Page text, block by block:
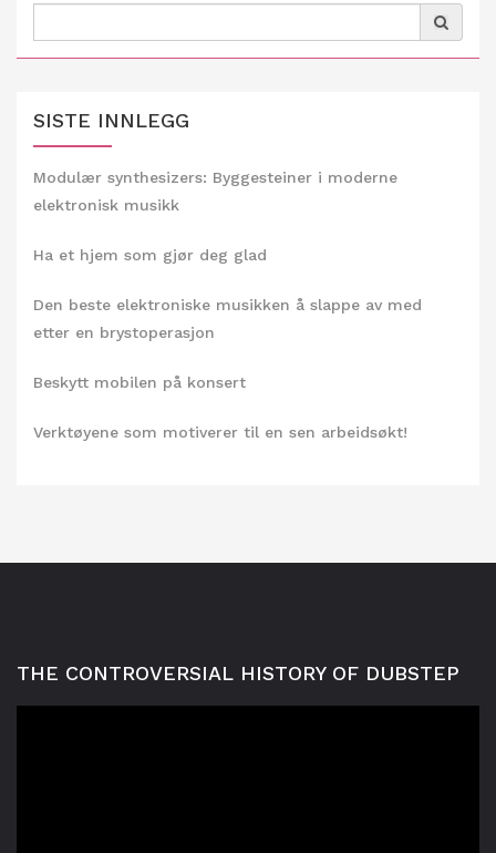
for:
SISTE INNLEGG
Modulær synthesizers: Byggesteiner i moderne
elektronisk musikk
Ha et hjem som gjør deg glad
Den beste elektroniske musikken å slappe av med
etter en brystoperasjon
Beskytt mobilen på konsert
Verktøyene som motiverer til en sen arbeidsøkt!
THE CONTROVERSIAL HISTORY OF DUBSTEP